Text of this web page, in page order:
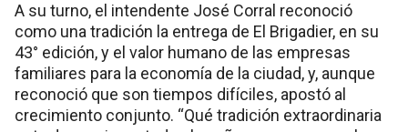
A su turno, el intendente José Corral reconoció
como una tradición la entrega de El Brigadier, en su
43° edición, y el valor humano de las empresas
familiares para la economía de la ciudad, y, aunque
reconoció que son tiempos difíciles, apostó al
crecimiento conjunto. “Qué tradición extraordinaria